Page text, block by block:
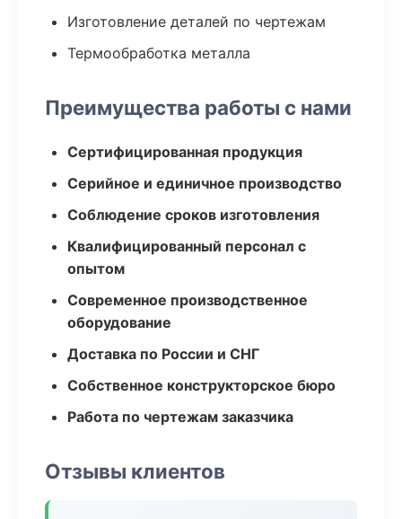
Изготовление деталей по чертежам
Термообработка металла
Преимущества работы с нами
Сертифицированная продукция
Серийное и единичное производство
Соблюдение сроков изготовления
Квалифицированный персонал с
опытом
Современное производственное
оборудование
Доставка по России и СНГ
Собственное конструкторское бюро
Работа по чертежам заказчика
Отзывы клиентов